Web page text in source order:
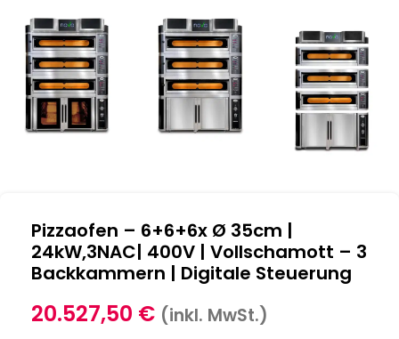
Pizzaofen – 6+6+6x Ø 35cm |
24kW,3NAC| 400V | Vollschamott – 3
Backkammern | Digitale Steuerung
20.527,50 € (inkl. MwSt.)